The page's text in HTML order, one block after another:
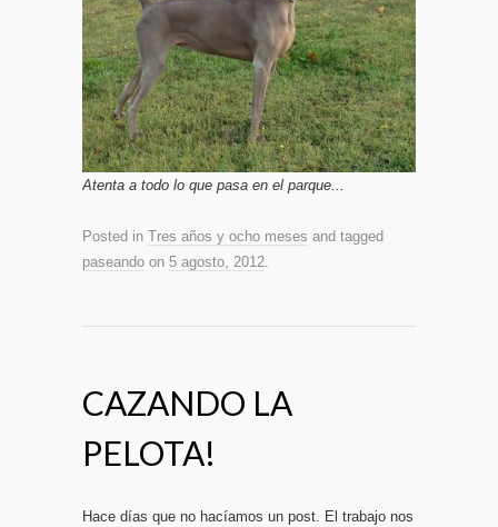
Atenta a todo lo que pasa en el parque...
Posted in Tres años y ocho meses and tagged
paseando on 5 agosto, 2012.
CAZANDO LA
PELOTA!
Hace días que no hacíamos un post. El trabajo nos